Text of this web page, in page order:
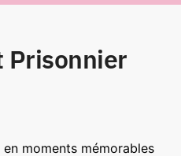
Prisonnier
moments mémorables